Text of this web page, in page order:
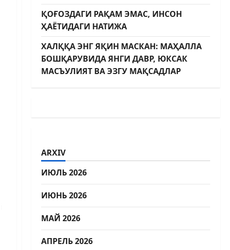
ҚОҒОЗДАГИ РАҚАМ ЭМАС, ИНСОН
ҲАЁТИДАГИ НАТИЖА
ХАЛҚҚА ЭНГ ЯҚИН МАСКАН: МАҲАЛЛА
БОШҚАРУВИДА ЯНГИ ДАВР, ЮКСАК
МАСЪУЛИЯТ ВА ЭЗГУ МАҚСАДЛАР
ARXIV
ИЮЛЬ 2026
ИЮНЬ 2026
МАЙ 2026
АПРЕЛЬ 2026